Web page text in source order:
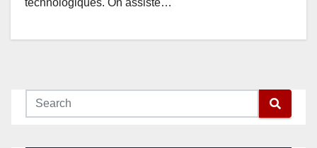
technologiques. On assiste…